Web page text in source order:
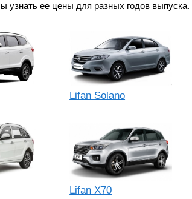
узнать ее цены для разных годов выпуска.
Lifan Solano
Lifan X70